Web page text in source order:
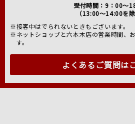
受付時間：9：00～
（13:00～14:00を除
※接客中はでられないときもございます。
※ネットショップと六本木店の営業時間、
す。
よくあるご質問は